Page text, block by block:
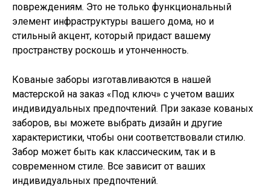
повреждениям. Это не только функциональный
элемент инфраструктуры вашего дома, но и
стильный акцент, который придаст вашему
пространству роскошь и утонченность.
Кованые заборы изготавливаются в нашей
мастерской на заказ «Под ключ» с учетом ваших
индивидуальных предпочтений. При заказе кованых
заборов, вы можете выбрать дизайн и другие
характеристики, чтобы они соответствовали стилю.
Забор может быть как классическим, так и в
современном стиле. Все зависит от ваших
индивидуальных предпочтений.